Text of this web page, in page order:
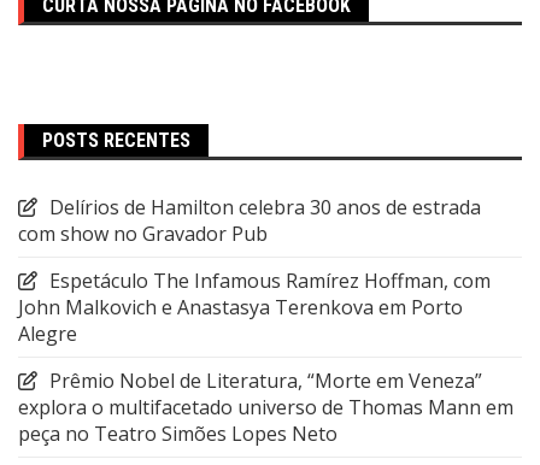
CURTA NOSSA PÁGINA NO FACEBOOK
POSTS RECENTES
Delírios de Hamilton celebra 30 anos de estrada
com show no Gravador Pub
Espetáculo The Infamous Ramírez Hoffman, com
John Malkovich e Anastasya Terenkova em Porto
Alegre
Prêmio Nobel de Literatura, “Morte em Veneza”
explora o multifacetado universo de Thomas Mann em
peça no Teatro Simões Lopes Neto